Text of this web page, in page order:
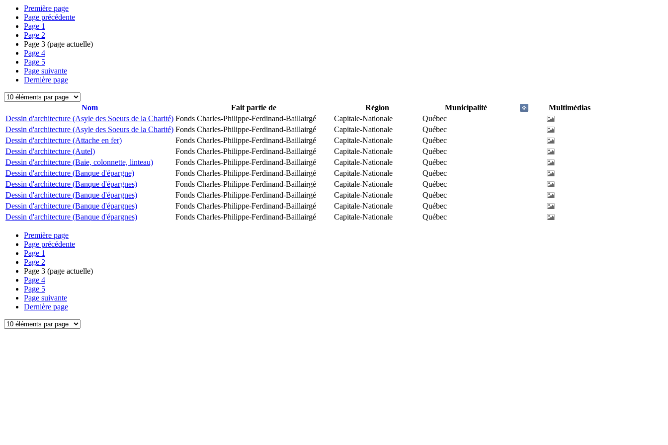
Première page
Page précédente
Page 1
Page 2
Page 3 (page actuelle)
Page 4
Page 5
Page suivante
Dernière page
Nom Fait partie de Région Municipalité
Multimédias
Dessin d'architecture (Asyle des Soeurs de la Charité) Fonds Charles-Philippe-Ferdinand-Baillairgé Capitale-Nationale
Québec
Dessin d'architecture (Asyle des Soeurs de la Charité) Fonds Charles-Philippe-Ferdinand-Baillairgé Capitale-Nationale
Québec
Dessin d'architecture (Attache en fer)
Fonds Charles-Philippe-Ferdinand-Baillairgé Capitale-Nationale
Québec
Dessin d'architecture (Autel)
Fonds Charles-Philippe-Ferdinand-Baillairgé Capitale-Nationale
Québec
Dessin d'architecture (Baie, colonnette, linteau)
Fonds Charles-Philippe-Ferdinand-Baillairgé Capitale-Nationale
Québec
Dessin d'architecture (Banque d'épargne)
Fonds Charles-Philippe-Ferdinand-Baillairgé Capitale-Nationale
Québec
Dessin d'architecture (Banque d'épargnes)
Fonds Charles-Philippe-Ferdinand-Baillairgé Capitale-Nationale
Québec
Dessin d'architecture (Banque d'épargnes)
Fonds Charles-Philippe-Ferdinand-Baillairgé Capitale-Nationale
Québec
Dessin d'architecture (Banque d'épargnes)
Fonds Charles-Philippe-Ferdinand-Baillairgé Capitale-Nationale
Québec
Dessin d'architecture (Banque d'épargnes)
Fonds Charles-Philippe-Ferdinand-Baillairgé Capitale-Nationale Québec
Première page
Page précédente
Page 1
Page 2
Page 3 (page actuelle)
Page 4
Page 5
Page suivante
Dernière page